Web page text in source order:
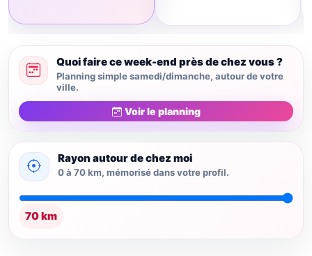
Quoi faire ce week-end près de chez vous ?
Planning simple samedi/dimanche, autour de votre
ville.
Voir le planning
Rayon autour de chez moi
0 à 70 km, mémorisé dans votre profil.
70 km